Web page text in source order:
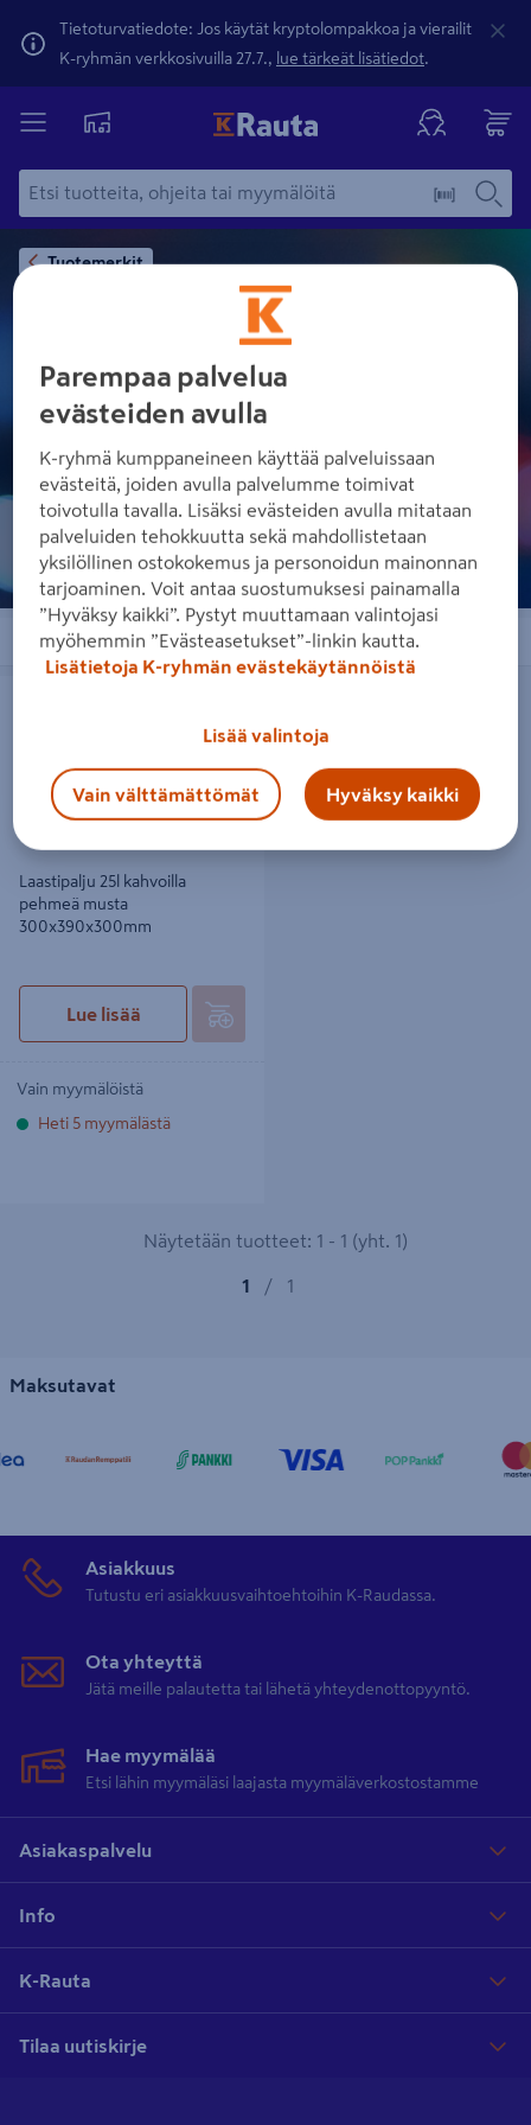
Tietoturvatiedote: Jos käytät kryptolompakkoa ja vierailit
K-ryhmän verkkosivuilla 27.7., lue tärkeät lisätiedot.
Tuotemerkit
JALMERI
Järjestä Suodattimet
Laastipalju 25l kahvoilla
pehmeä musta
300x390x300mm
Lue lisää
Vain myymälöistä
Heti 5 myymälästä
Näytetään tuotteet: 1 - 1 (yht. 1)
1 / 1
Maksutavat
Asiakkuus
Tutustu eri asiakkuusvaihtoehtoihin K-Raudassa.
Ota yhteyttä
Jätä meille palautetta tai lähetä yhteydenottopyyntö.
Hae myymälää
Etsi lähin myymäläsi laajasta myymäläverkostostamme
Asiakaspalvelu
Info
K-Rauta
Tilaa uutiskirje
Parempaa palvelua
evästeiden avulla
K-ryhmä kumppaneineen käyttää palveluissaan
evästeitä, joiden avulla palvelumme toimivat
toivotulla tavalla. Lisäksi evästeiden avulla mitataan
palveluiden tehokkuutta sekä mahdollistetaan
yksilöllinen ostokokemus ja personoidun mainonnan
tarjoaminen. Voit antaa suostumuksesi painamalla
”Hyväksy kaikki”. Pystyt muuttamaan valintojasi
myöhemmin ”Evästeasetukset”-linkin kautta.
Lisätietoja K-ryhmän evästekäytännöistä
Lisää valintoja
Vain välttämättömät Hyväksy kaikki